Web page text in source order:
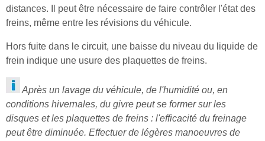
distances. Il peut être nécessaire de faire contrôler l'état des
freins, même entre les révisions du véhicule.
Hors fuite dans le circuit, une baisse du niveau du liquide de
frein indique une usure des plaquettes de freins.
Après un lavage du véhicule, de l'humidité ou, en
conditions hivernales, du givre peut se former sur les
disques et les plaquettes de freins : l'efficacité du freinage
peut être diminuée. Effectuer de légères manoeuvres de